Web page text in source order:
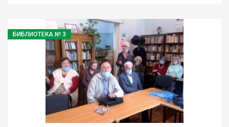
БИБЛИОТЕКА № 3